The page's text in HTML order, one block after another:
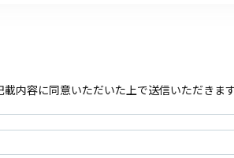
内容に同意いただいた上で送信いただきま